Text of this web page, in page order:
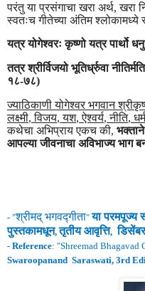
परंतु या प्रसंगाचा खरा अर्थ,खरा
स्वतःच गीतेच्या अंतिम श्लोकामध्ये
यत्र योगेश्वरः कृष्णो यत्र पार्थो
तत्र श्रीर्विजयो भूतिर्ध्रुवा
१८-७८)
ज्याठिकाणी योगेश्वर भगवान
लक्ष्मी,विजय,यश,ऐश्वर्य,नीति,
कथेचा अभिप्राय एकच की,
आपल्या जीवनाचा अविभाज्य भाग
- "श्रीमद्भगवद्गीता"या परमपूज्य
पुस्तकामधून,तृतीयआवृत्ति,
- Reference: "Shreemad Bhagavad
Swaroopanand Saraswati, 3rd